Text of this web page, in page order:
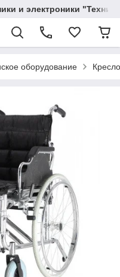
и электроники
оборудование